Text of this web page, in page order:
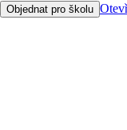
Objednat pro školu